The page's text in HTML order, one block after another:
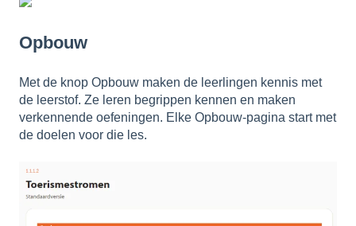
Opbouw
Met de knop Opbouw maken de leerlingen kennis met
de leerstof. Ze leren begrippen kennen en maken
verkennende oefeningen. Elke Opbouw-pagina start met
de doelen voor die les.